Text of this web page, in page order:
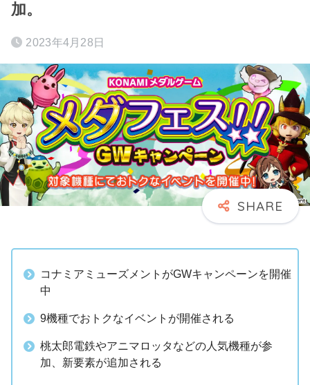
加。
2023年4月28日
コナミアミューズメントがGWキャンペーンを開催
中
9機種でおトクなイベントが開催される
桃太郎電鉄やアニマロッタなどの人気機種が参
加、新要素が追加される